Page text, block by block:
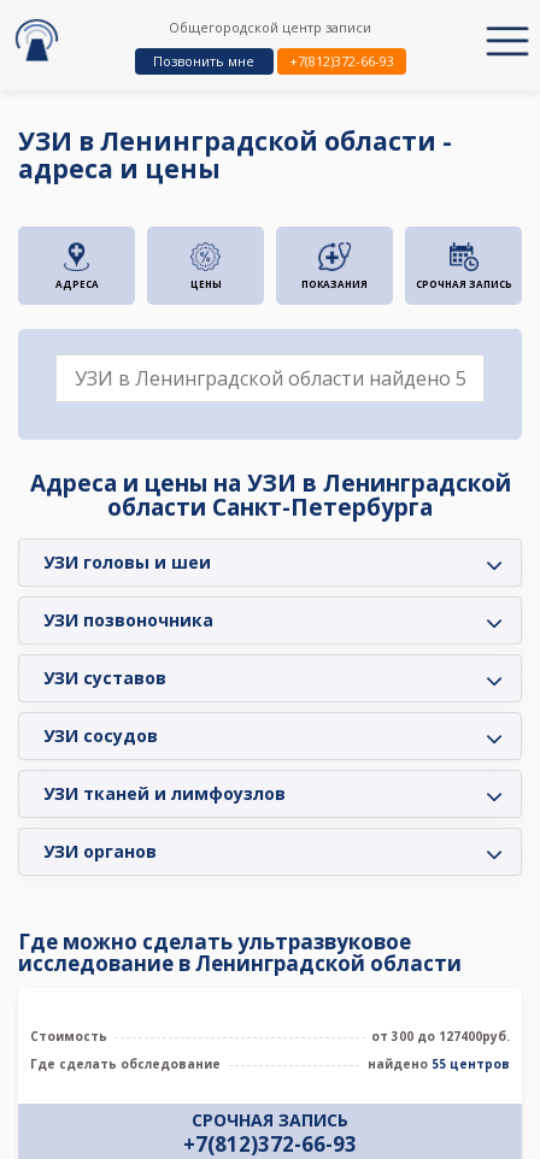
Общегородской центр записи
Позвонить мне
+7(812)372-66-93
УЗИ в Ленинградской области -
адреса и цены
АДРЕСА ЦЕНЫ ПОКАЗАНИЯ СРОЧНАЯ ЗАПИСЬ
Адреса и цены на УЗИ в Ленинградской
области Санкт-Петербурга
УЗИ головы и шеи
УЗИ позвоночника
УЗИ суставов
УЗИ сосудов
УЗИ тканей и лимфоузлов
УЗИ органов
Где можно сделать ультразвуковое
исследование в Ленинградской области
Стоимость
от 300 до 127400руб.
Где сделать обследование
найдено 55 центров
СРОЧНАЯ ЗАПИСЬ
+7(812)372-66-93